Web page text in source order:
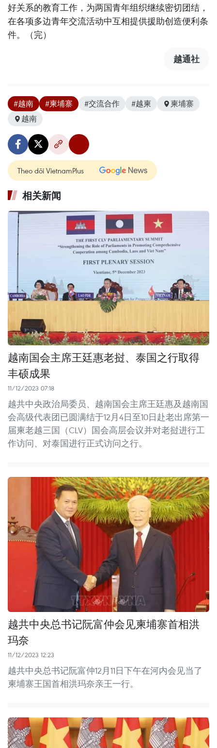
好关系的教育工作，为两国青年组织继续密切团结，
在各项多边青年交流活动中互相提供援助创造便利条
件。（完）
越通社
#越南 #柬埔寨 #交流合作 #越柬
柬埔寨
越南
Theo dõi VietnamPlus
相关新闻
越南国会主席王廷惠老挝、泰国之行取得
丰硕成果
11/12/2023 07:18
越共中央政治局委员、越南国会主席王廷惠及越南国
会高级代表团已圆满结于12月4日至10日赴老出席第一
届柬老越三国（CLV）国会高层会议并对老挝进行工
作访问、对泰国进行正式访问之行。
越共中央总书记阮富仲会见柬埔寨首相洪
玛奈
11/12/2023 12:23
越共中央总书记阮富仲12月11日下午在河内会见当了
柬埔寨王国首相洪玛奈亲王一行。